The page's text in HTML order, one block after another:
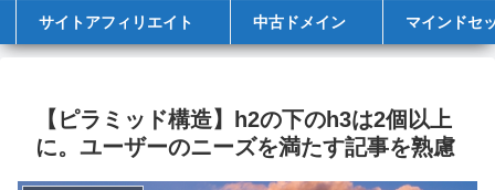
サイトアフィリエイト 中古ドメイン マインドセ
【ピラミッド構造】h2の下のh3は2個以上
に。ユーザーのニーズを満たす記事を熟慮